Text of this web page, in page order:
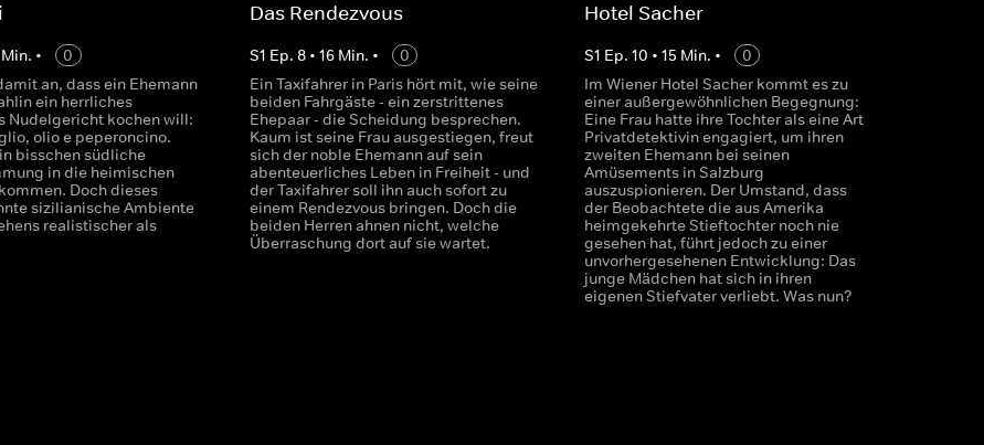
Min. •
0
an, dass ein Ehemann
ein herrliches
Nudelgericht kochen will:
olio e peperoncino.
bisschen südliche
in die heimischen
Doch dieses
sizilianische Ambiente
realistischer als
Das Rendezvous
S1 Ep. 8• 16Min. •
0
Ein Taxifahrer in Paris hört mit, wie seine
beiden Fahrgäste - ein zerstrittenes
Ehepaar - die Scheidung besprechen.
Kaum ist seine Frau ausgestiegen, freut
sich der noble Ehemann auf sein
abenteuerliches Leben in Freiheit - und
der Taxifahrer soll ihn auch sofort zu
einem Rendezvous bringen. Doch die
beiden Herren ahnen nicht, welche
Überraschung dort auf sie wartet.
Hotel Sacher
S1 Ep. 10 • 15 Min. •
0
Im Wiener Hotel Sacher kommt es zu
einer außergewöhnlichen Begegnung:
Eine Frau hatte ihre Tochter als eine Art
Privatdetektivin engagiert, um ihren
zweiten Ehemann bei seinen
Amüsements in Salzburg
auszuspionieren. Der Umstand, dass
der Beobachtete die aus Amerika
heimgekehrte Stieftochter noch nie
gesehen hat, führt jedoch zu einer
unvorhergesehenen Entwicklung: Das
junge Mädchen hat sich in ihren
eigenen Stiefvater verliebt. Was nun?